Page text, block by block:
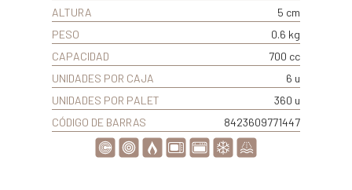
ALTURA
5 cm
PESO
0.6 kg
CAPACIDAD
700 cc
UNIDADES POR CAJA
6 u
UNIDADES POR PALET
360 u
CÓDIGO DE BARRAS
8423609771447